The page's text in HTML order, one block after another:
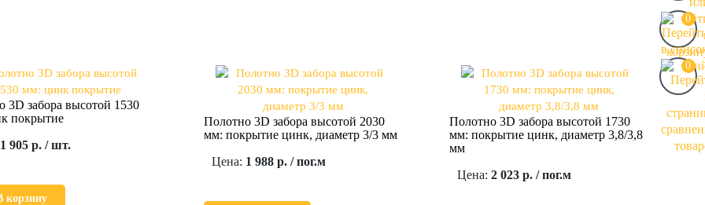
0
0
3D забора высотой 1530
покрытие
1 905 р. / шт.
корзину
Полотно 3D забора высотой 2030
мм: покрытие цинк, диаметр 3/3 мм
Цена: 1 988 р. / пог.м
Полотно 3D забора высотой 1730
мм: покрытие цинк, диаметр 3,8/3,8
мм
Цена:2 023 р. / пог.м